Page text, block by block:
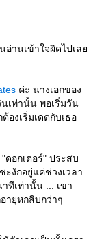
อ่านเข้าใจผิดไปเล
ค่ะ นางเอกของ
นเท่านั้น พอเริ่มวัน
องเริ่มเดตกับเธอ
ดอกเตอร์" ประสบ
ะงักอยู่แค่ช่วงเวลา
ทีเท่านั้น ... เขา
ายุหกสิบกว่าๆ